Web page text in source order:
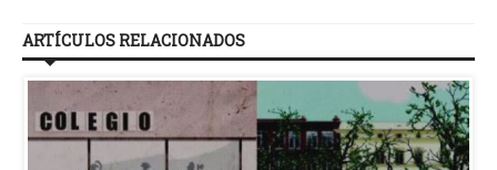
ARTÍCULOS RELACIONADOS